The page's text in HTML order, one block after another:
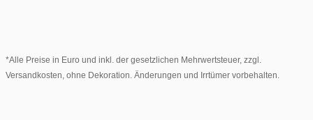
*Alle Preise in Euro und inkl. der gesetzlichen Mehrwertsteuer, zzgl.
Versandkosten, ohne Dekoration. Änderungen und Irrtümer vorbehalten.